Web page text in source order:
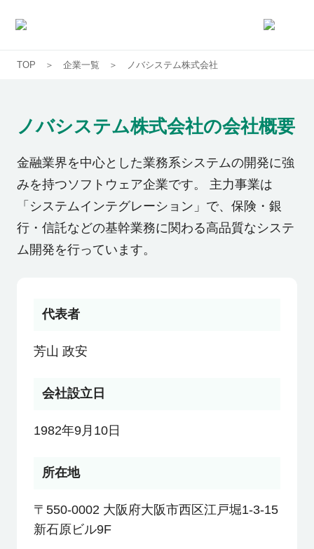
求人一覧
企業一覧
お気に入り求人
コラム
初めての方へ
会社概要
TOP 企業一覧 ノバシステム株式会社
ノバシステム株式会社の会社概要
金融業界を中心とした業務系システムの開発に強
みを持つソフトウェア企業です。 主力事業は
「システムインテグレーション」で、保険・銀
行・信託などの基幹業務に関わる高品質なシステ
ム開発を行っています。
代表者
芳山 政安
会社設立日
1982年9月10日
所在地
〒550-0002 大阪府大阪市西区江戸堀1-3-15
新石原ビル9F